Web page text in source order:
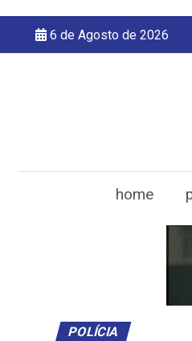
6 de Agosto de 2026
home
POLÍCIA